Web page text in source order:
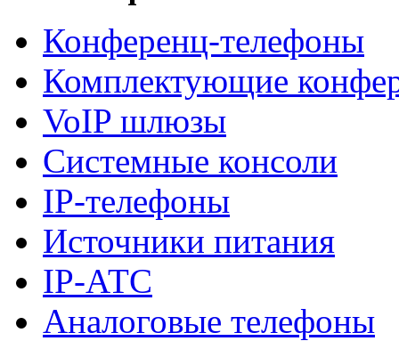
Конференц-телефоны
Комплектующие
VoIP шлюзы
Системные консоли
IP-телефоны
Источники питания
IP-АТС
Аналоговые телефоны